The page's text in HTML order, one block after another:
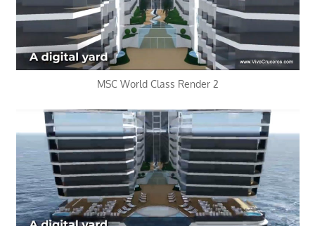
MSC World Class Render 2